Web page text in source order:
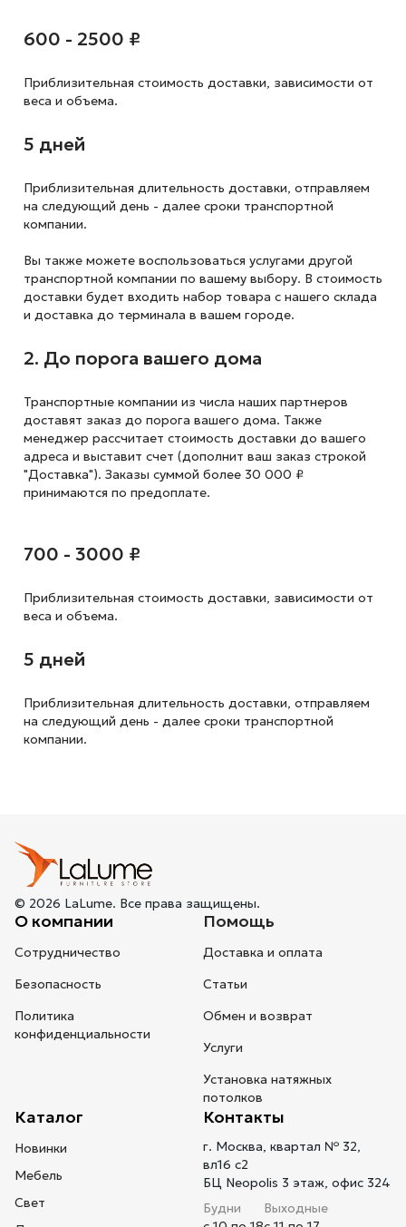
600 - 2500 ₽
Приблизительная стоимость доставки, зависимости от
веса и объема.
5 дней
Приблизительная длительность доставки, отправляем
на следующий день - далее сроки транспортной
компании.
Вы также можете воспользоваться услугами другой
транспортной компании по вашему выбору. В стоимость
доставки будет входить набор товара с нашего склада
и доставка до терминала в вашем городе.
2. До порога вашего дома
Транспортные компании из числа наших партнеров
доставят заказ до порога вашего дома. Также
менеджер рассчитает стоимость доставки до вашего
адреса и выставит счет (дополнит ваш заказ строкой
"Доставка"). Заказы суммой более 30 000 ₽
принимаются по предоплате.
700 - 3000 ₽
Приблизительная стоимость доставки, зависимости от
веса и объема.
5 дней
Приблизительная длительность доставки, отправляем
на следующий день - далее сроки транспортной
компании.
© 2026 LaLume. Все права защищены.
О компании
Сотрудничество
Безопасность
Политика
конфиденциальности
Помощь
Доставка и оплата
Статьи
Обмен и возврат
Услуги
Установка натяжных
потолков
Каталог
Новинки
Мебель
Свет
Контакты
г. Москва, квартал № 32,
вл16 с2
БЦ Neopolis 3 этаж, офис 324
Будни
Выходные